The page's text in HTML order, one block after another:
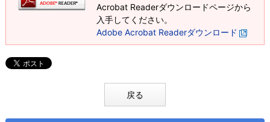
Acrobat Readerダウンロードページから
入手してください。
Adobe Acrobat Readerダウンロード
戻る